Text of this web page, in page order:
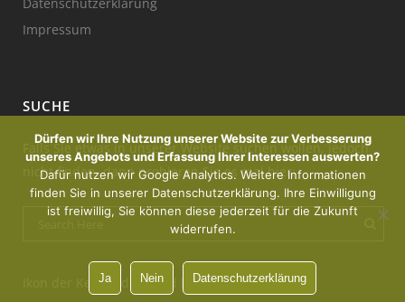
Impressum
SUCHE
Falls Sie etwas in unserer Website suchen wollen, jedoch
nicht finden, dann probieren Sie es mal hier:
Ikon der Kerze : designed by Freepik
Dürfen wir Ihre Nutzung unserer Website zur Verbesserung
unseres Angebots und Erfassung Ihrer Interessen auswerten?
Dafür nutzen wir Google Analytics. Weitere Informationen
finden Sie in unserer Datenschutzerklärung. Ihre Einwilligung
ist freiwillig, Sie können diese jederzeit für die Zukunft
widerrufen.
Ja Nein Datenschutzerklärung